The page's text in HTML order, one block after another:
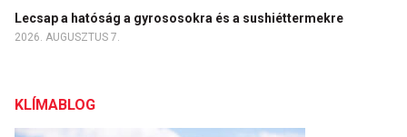
Lecsap a hatóság a gyrososokra és a sushiéttermekre
2026. AUGUSZTUS 7.
KLÍMABLOG